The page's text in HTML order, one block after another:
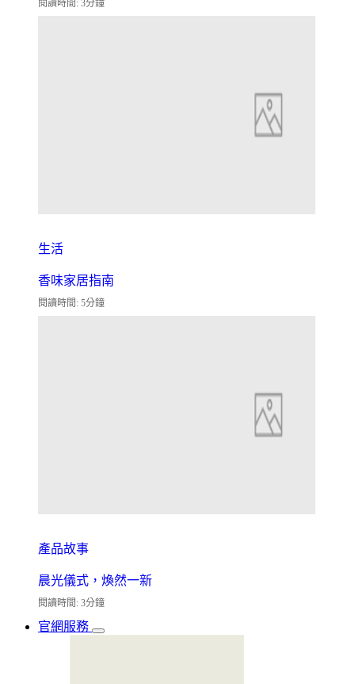
閱讀時間: 3分鐘
生活
香味家居指南
閱讀時間: 5分鐘
產品故事
晨光儀式，煥然一新
閱讀時間: 3分鐘
官網服務